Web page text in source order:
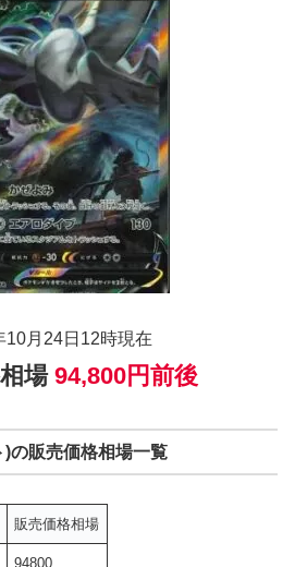
10月24日12時現在
場 94,800円前後
の販売価格相場一覧
販売価格相場
94800